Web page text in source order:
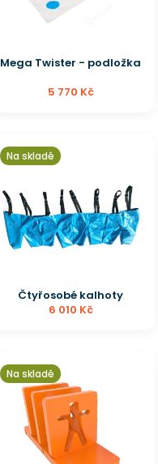
Mega Twister - podložka
5 770 Kč
Na skladě
Čtyřosobé kalhoty
6 010 Kč
Na skladě